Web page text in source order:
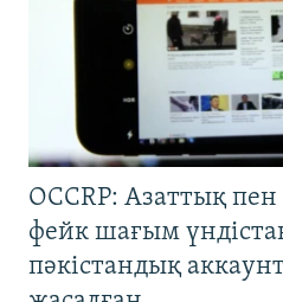
OCCRP: Азаттық
фейк шағым
пәкістандық